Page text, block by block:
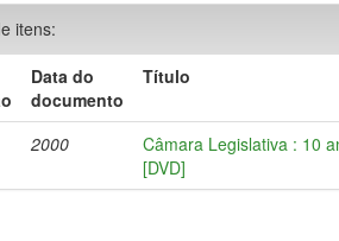
itens:
Data do
documento
Título
2000
Câmara Legislativa : 10
[DVD]